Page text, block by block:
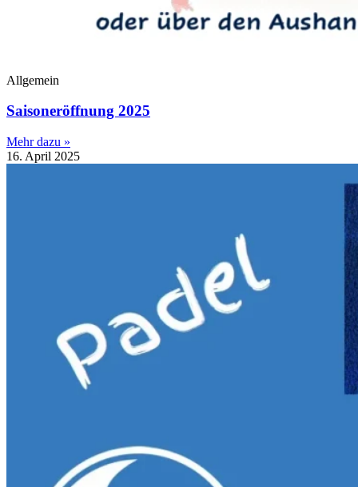
Allgemein
Saisoneröffnung 2025
Mehr dazu »
16. April 2025